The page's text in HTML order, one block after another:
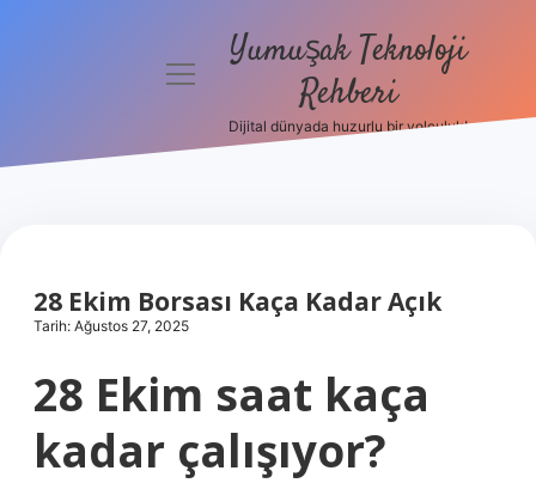
Hakkımızda
menüyüYumuşak Teknoloji
Rehberi
Dijital dünyada huzurlu bir yolculuk!
28 Ekim Borsası Kaça Kadar Açık
Tarih: Ağustos 27, 2025
28 Ekim saat kaça
kadar çalışıyor?